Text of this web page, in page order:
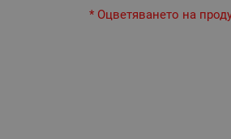
* Оцветяването на